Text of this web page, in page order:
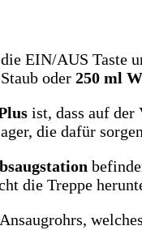
EIN/AUS Taste
oder 250 ml
ist, dass auf der
die dafür
die Treppe